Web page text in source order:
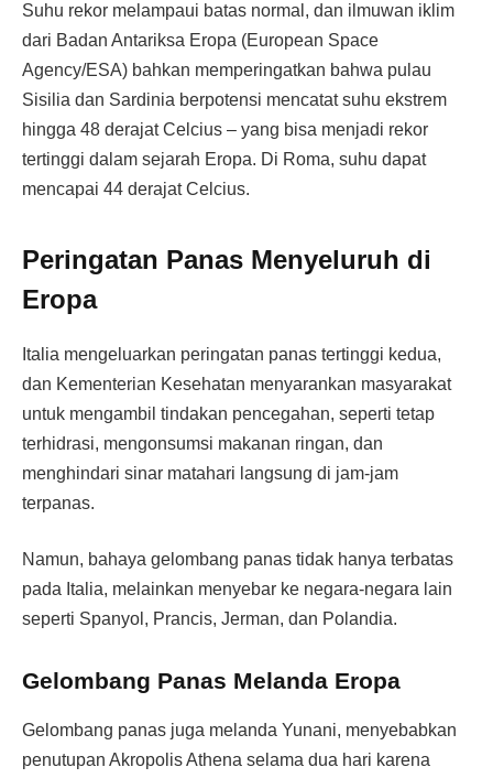
Suhu rekor melampaui batas normal, dan ilmuwan iklim
dari Badan Antariksa Eropa (European Space
Agency/ESA) bahkan memperingatkan bahwa pulau
Sisilia dan Sardinia berpotensi mencatat suhu ekstrem
hingga 48 derajat Celcius – yang bisa menjadi rekor
tertinggi dalam sejarah Eropa. Di Roma, suhu dapat
mencapai 44 derajat Celcius.
Peringatan Panas Menyeluruh di
Eropa
Italia mengeluarkan peringatan panas tertinggi kedua,
dan Kementerian Kesehatan menyarankan masyarakat
untuk mengambil tindakan pencegahan, seperti tetap
terhidrasi, mengonsumsi makanan ringan, dan
menghindari sinar matahari langsung di jam-jam
terpanas.
Namun, bahaya gelombang panas tidak hanya terbatas
pada Italia, melainkan menyebar ke negara-negara lain
seperti Spanyol, Prancis, Jerman, dan Polandia.
Gelombang Panas Melanda Eropa
Gelombang panas juga melanda Yunani, menyebabkan
penutupan Akropolis Athena selama dua hari karena